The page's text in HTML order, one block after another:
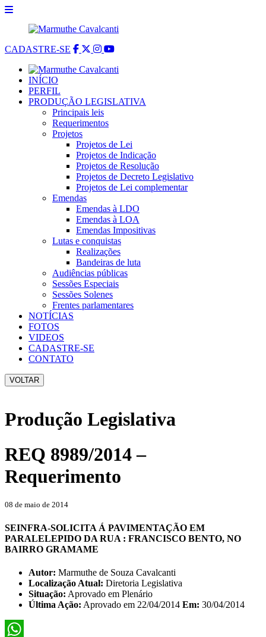
CADASTRE-SE
INÍCIO
PERFIL
PRODUÇÃO LEGISLATIVA
Principais leis
Requerimentos
Projetos
Projetos de Lei
Projetos de Indicação
Projetos de Resolução
Projetos de Decreto Legislativo
Projetos de Lei complementar
Emendas
Emendas à LDO
Emendas à LOA
Emendas Impositivas
Lutas e conquistas
Realizações
Bandeiras de luta
Audiências públicas
Sessões Especiais
Sessões Solenes
Frentes parlamentares
NOTÍCIAS
FOTOS
VIDEOS
CADASTRE-SE
CONTATO
VOLTAR
Produção Legislativa
REQ 8989/2014 –
Requerimento
08 de maio de 2014
SEINFRA-SOLICITA Á PAVIMENTAÇÃO EM
PARALELEPIDO DA RUA : FRANCISCO BENTO, NO
BAIRRO GRAMAME
Autor: Marmuthe de Souza Cavalcanti
Localização Atual: Diretoria Legislativa
Situação: Aprovado em Plenário
Última Ação: Aprovado em 22/04/2014 Em: 30/04/2014